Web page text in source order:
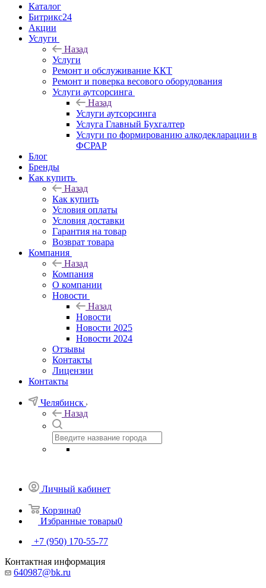
Каталог
Битрикс24
Акции
Услуги
Назад
Услуги
Ремонт и обслуживание ККТ
Ремонт и поверка весового оборудования
Услуги аутсорсинга
Назад
Услуги аутсорсинга
Услуга Главный Бухгалтер
Услуги по формированию алкодекларации в
ФСРАР
Блог
Бренды
Как купить
Назад
Как купить
Условия оплаты
Условия доставки
Гарантия на товар
Возврат товара
Компания
Назад
Компания
О компании
Новости
Назад
Новости
Новости 2025
Новости 2024
Отзывы
Контакты
Лицензии
Контакты
Челябинск
Назад
Личный кабинет
Корзина0
Избранные товары0
+7 (950) 170-55-77
Контактная информация
640987@bk.ru